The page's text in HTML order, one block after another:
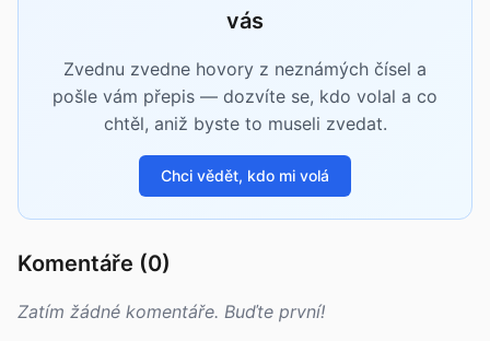
vás
Zvednu zvedne hovory z neznámých čísel a
pošle vám přepis — dozvíte se, kdo volal a co
chtěl, aniž byste to museli zvedat.
Chci vědět, kdo mi volá
Komentáře (0)
Zatím žádné komentáře. Buďte první!